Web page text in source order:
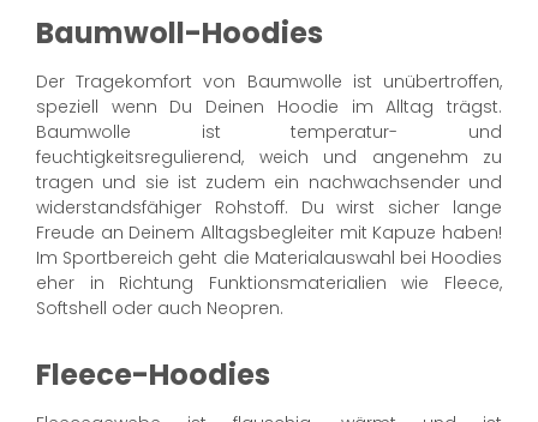
Baumwoll-Hoodies
Der Tragekomfort von Baumwolle ist unübertroffen,
speziell wenn Du Deinen Hoodie im Alltag trägst.
Baumwolle ist temperatur- und
feuchtigkeitsregulierend, weich und angenehm zu
tragen und sie ist zudem ein nachwachsender und
widerstandsfähiger Rohstoff. Du wirst sicher lange
Freude an Deinem Alltagsbegleiter mit Kapuze haben!
Im Sportbereich geht die Materialauswahl bei Hoodies
eher in Richtung Funktionsmaterialien wie Fleece,
Softshell oder auch Neopren.
Fleece-Hoodies